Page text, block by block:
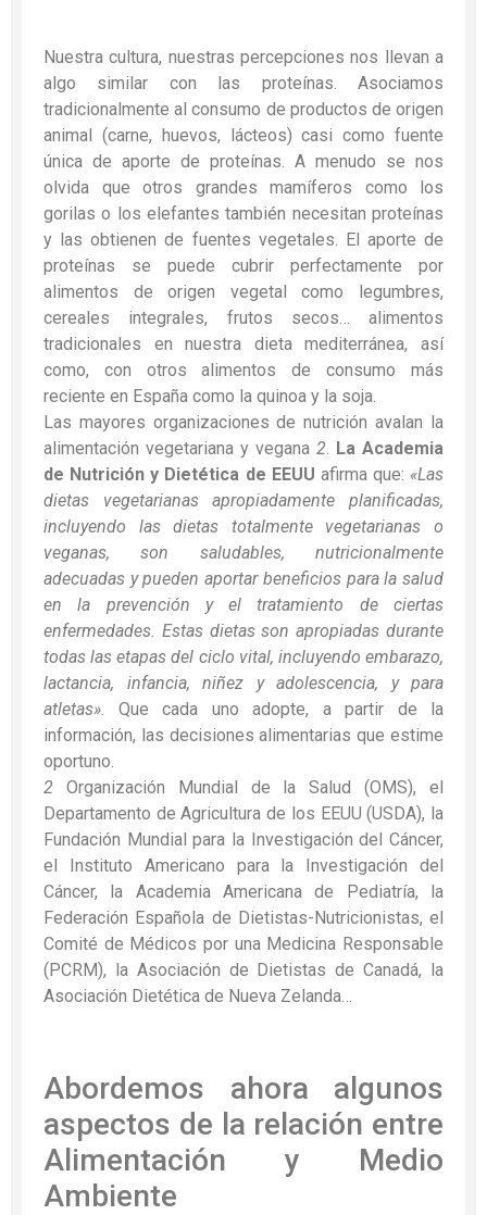
Nuestra cultura, nuestras percepciones nos llevan a
algo similar con las proteínas. Asociamos
tradicionalmente al consumo de productos de origen
animal (carne, huevos, lácteos) casi como fuente
única de aporte de proteínas. A menudo se nos
olvida que otros grandes mamíferos como los
gorilas o los elefantes también necesitan proteínas
y las obtienen de fuentes vegetales. El aporte de
proteínas se puede cubrir perfectamente por
alimentos de origen vegetal como legumbres,
cereales integrales, frutos secos… alimentos
tradicionales en nuestra dieta mediterránea, así
como, con otros alimentos de consumo más
reciente en España como la quinoa y la soja.
Las mayores organizaciones de nutrición avalan la
alimentación vegetariana y vegana 2 La Academia
de Nutrición y Dietética de EEUU afirma que: «Las
dietas vegetarianas apropiadamente planificadas,
incluyendo las dietas totalmente vegetarianas o
veganas, son saludables, nutricionalmente
adecuadas y pueden aportar beneficios para la salud
en la prevención y el tratamiento de ciertas
enfermedades. Estas dietas son apropiadas durante
todas las etapas del ciclo vital, incluyendo embarazo,
lactancia, infancia, niñez y adolescencia, y para
atletas» . Que cada uno adopte, a partir de la
información, las decisiones alimentarias que estime
oportuno.
2 Organización Mundial de la Salud (OMS), el
Departamento de Agricultura de los EEUU (USDA), la
Fundación Mundial para la Investigación del Cáncer,
el Instituto Americano para la Investigación del
Cáncer, la Academia Americana de Pediatría, la
Federación Española de Dietistas-Nutricionistas, el
Comité de Médicos por una Medicina Responsable
(PCRM), la Asociación de Dietistas de Canadá, la
Asociación Dietética de Nueva Zelanda…
Abordemos ahora algunos
aspectos de la relación entre
Alimentación y Medio
Ambiente